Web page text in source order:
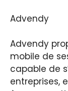
Advendy
Advendy
mobile de
capable de
entreprises,